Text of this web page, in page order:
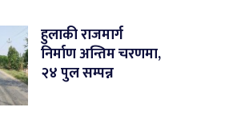
हुलाकी राजमार्ग
निर्माण अन्तिम चरणमा,
२४ पुल सम्पन्न